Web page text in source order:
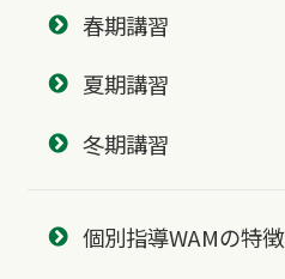
春期講習
夏期講習
冬期講習
個別指導WAMの特徴